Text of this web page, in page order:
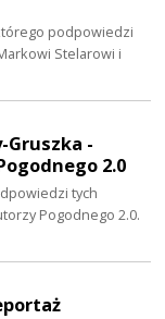
podpowiedzi
Stelarowi i
Gruszka -
2.0
tych
Pogodnego 2.0.